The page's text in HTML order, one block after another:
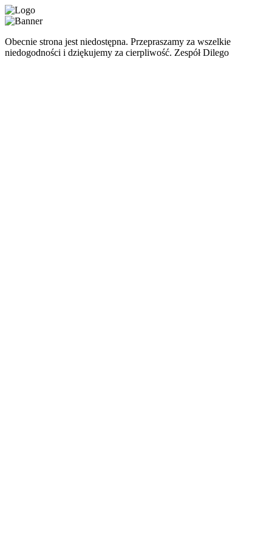
Obecnie strona jest niedostępna. Przepraszamy za wszelkie
niedogodności i dziękujemy za cierpliwość. Zespół Dilego